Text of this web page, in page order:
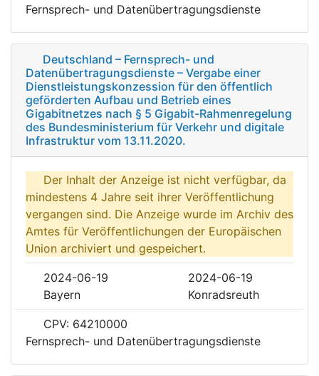
Fernsprech- und Datenübertragungsdienste
Deutschland – Fernsprech- und
Datenübertragungsdienste – Vergabe einer
Dienstleistungskonzession für den öffentlich
geförderten Aufbau und Betrieb eines
Gigabitnetzes nach § 5 Gigabit-Rahmenregelung
des Bundesministerium für Verkehr und digitale
Infrastruktur vom 13.11.2020.
Der Inhalt der Anzeige ist nicht verfügbar, da
mindestens 4 Jahre seit ihrer Veröffentlichung
vergangen sind. Die Anzeige wurde im Archiv des
Amtes für Veröffentlichungen der Europäischen
Union archiviert und gespeichert.
2024-06-19
2024-06-19
Bayern
Konradsreuth
CPV: 64210000
Fernsprech- und Datenübertragungsdienste